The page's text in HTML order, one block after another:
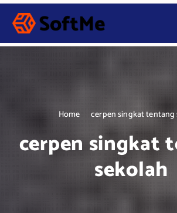
S
p
Home cerpen singkat tentang
cerpen singkat
sekolah